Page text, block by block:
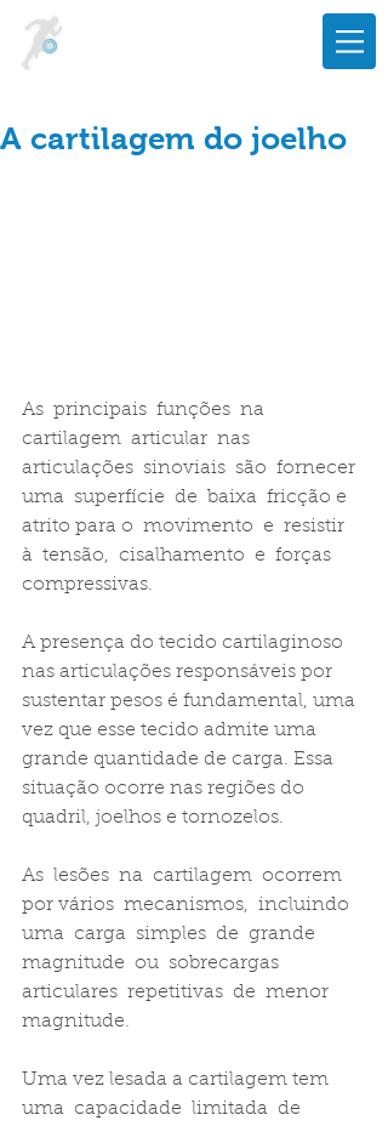
A cartilagem do joelho
As  principais  funções  na
cartilagem  articular  nas
articulações  sinoviais  são  fornecer
uma  superfície  de  baixa  fricção e
atrito para o  movimento  e  resistir
à  tensão,  cisalhamento  e  forças
compressivas.
A presença do tecido cartilaginoso
nas articulações responsáveis por
sustentar pesos é fundamental, uma
vez que esse tecido admite uma
grande quantidade de carga. Essa
situação ocorre nas regiões do
quadril, joelhos e tornozelos.
As  lesões  na  cartilagem  ocorrem
por vários  mecanismos,  incluindo
uma  carga  simples  de  grande
magnitude  ou  sobrecargas
articulares  repetitivas  de  menor
magnitude.
Uma vez lesada a cartilagem tem
uma  capacidade  limitada  de